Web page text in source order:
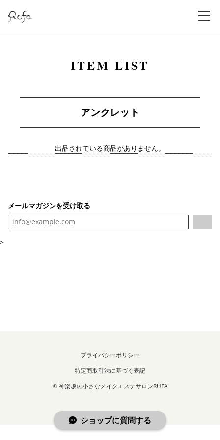
ITEM LIST
メールマガジンを受け取る
アンクレット
出品されている商品がありません。
>
プライバシーポリシー
特定商取引法に基づく表記
© 神楽坂の小さなメイクエステサロンRUFA
ショップに質問する